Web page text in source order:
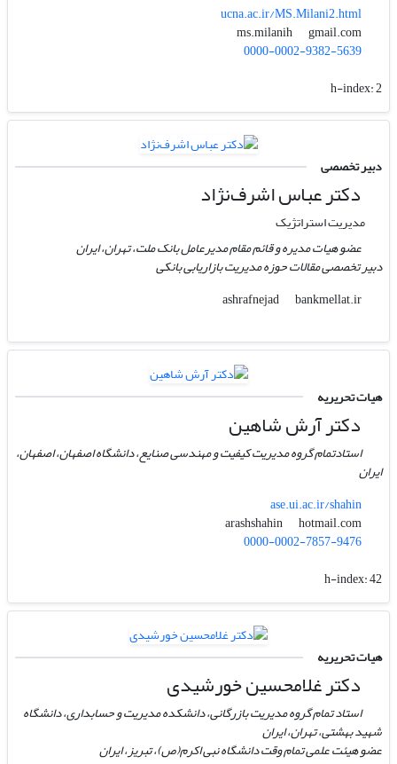
ucna.ac.ir/MS.Milani2.html
ms.milanih
gmail.com
0000-0002-9382-5639
h-index:2
دبیر تخصصی
دکتر عباس اشرف‌نژاد
مدیریت استراتژیک
عضو هیات مدیره و قائم مقام مدیرعامل بانک ملت، تهران، ایران
دبیر تخصصی مقالات حوزه مدیریت بازاریابی بانکی
ashrafnejad
bankmellat.ir
هیات تحریریه
دکتر آرش شاهین
استادتمام گروه مدیریت کیفیت و مهندسی صنایع، دانشگاه اصفهان، اصفهان،
ایران
ase.ui.ac.ir/shahin
arashshahin
hotmail.com
0000-0002-7857-9476
h-index:42
هیات تحریریه
دکتر غلامحسین خورشیدی
استاد تمام گروه مدیریت بازرگانی، دانشکده مدیریت و حسابداری، دانشگاه
شهید بهشتی، تهران، ایران
عضو هیئت علمی تمام وقت دانشگاه نبی اکرم(ص)، تبریز، ایران